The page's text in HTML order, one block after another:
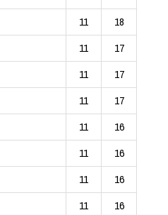
11
18
11
17
11
17
11
17
11
16
11
16
11
16
11
16